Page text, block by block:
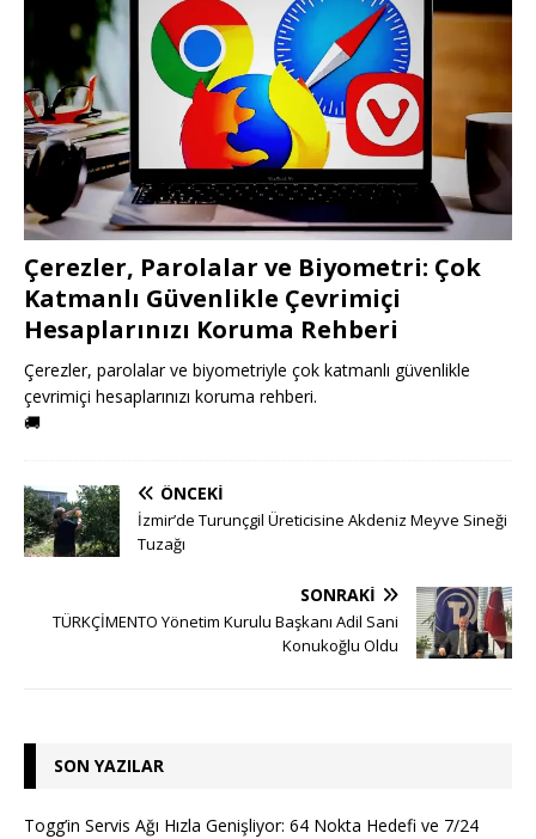
Çerezler, Parolalar ve Biyometri: Çok
Katmanlı Güvenlikle Çevrimiçi
Hesaplarınızı Koruma Rehberi
Çerezler, parolalar ve biyometriyle çok katmanlı güvenlikle
çevrimiçi hesaplarınızı koruma rehberi.
🚚
ÖNCEKI
İzmir’de Turunçgil Üreticisine Akdeniz Meyve Sineği
Tuzağı
SONRAKI
TÜRKÇİMENTO Yönetim Kurulu Başkanı Adil Sani
Konukoğlu Oldu
SON YAZILAR
Togg’in Servis Ağı Hızla Genişliyor: 64 Nokta Hedefi ve 7/24